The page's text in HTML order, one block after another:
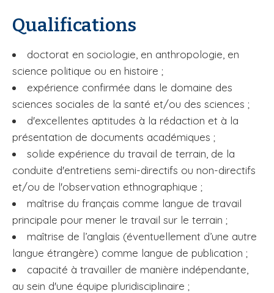
Qualifications
doctorat en sociologie, en anthropologie, en
science politique ou en histoire ;
expérience confirmée dans le domaine des
sciences sociales de la santé et/ou des sciences ;
d'excellentes aptitudes à la rédaction et à la
présentation de documents académiques ;
solide expérience du travail de terrain, de la
conduite d'entretiens semi-directifs ou non-directifs
et/ou de l'observation ethnographique ;
maîtrise du français comme langue de travail
principale pour mener le travail sur le terrain ;
maîtrise de l’anglais (éventuellement d’une autre
langue étrangère) comme langue de publication ;
capacité à travailler de manière indépendante,
au sein d'une équipe pluridisciplinaire ;